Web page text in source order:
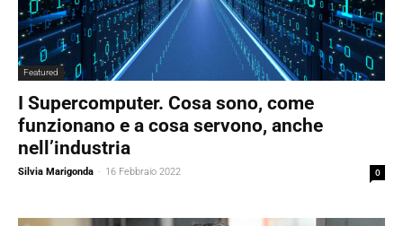
Featured
I Supercomputer. Cosa sono, come
funzionano e a cosa servono, anche
nell’industria
Silvia Marigonda - 16 Febbraio 2022 0